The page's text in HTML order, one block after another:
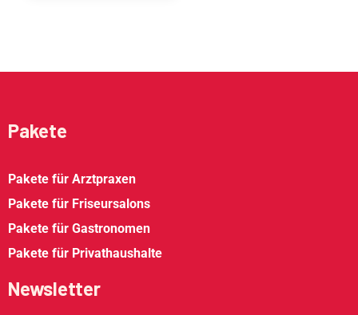
Pakete
Pakete für Arztpraxen
Pakete für Friseursalons
Pakete für Gastronomen
Pakete für Privathaushalte
Newsletter